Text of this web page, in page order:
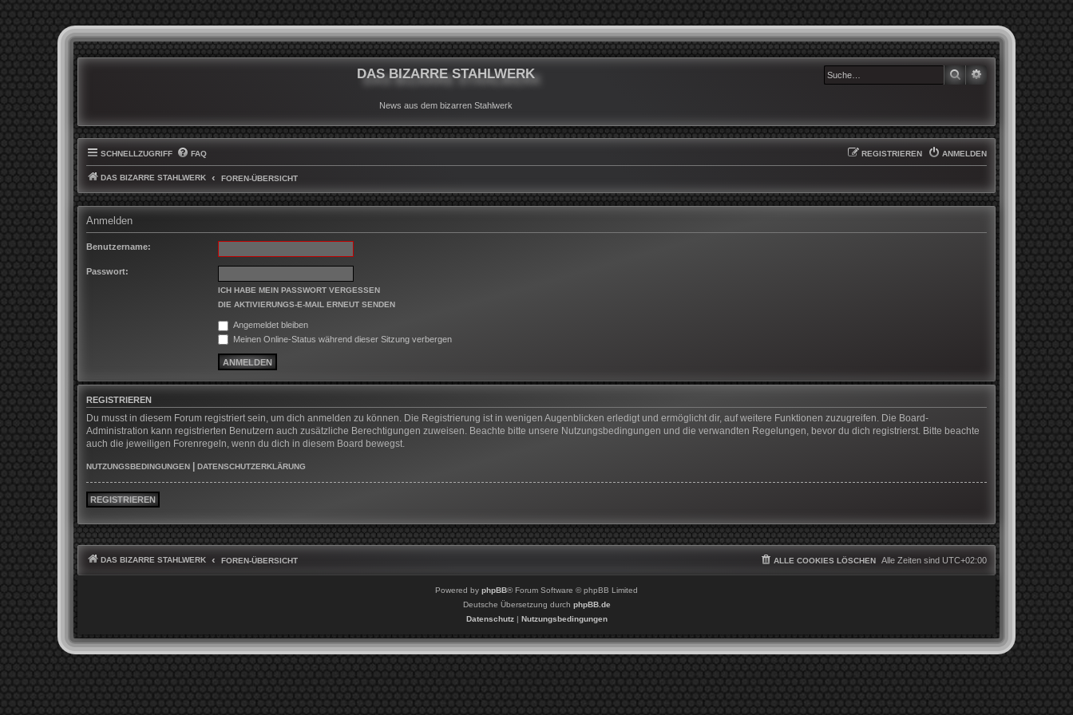
DAS BIZARRE STAHLWERK
News aus dem bizarren Stahlwerk
SUCHE
SCHNELLZUGRIFF FAQ ANMELDEN
REGISTRIEREN
DAS BIZARRE STAHLWERK FOREN-ÜBERSICHT
Anmelden
Benutzername:
Passwort:
ICH HABE MEIN PASSWORT VERGESSEN
DIE AKTIVIERUNGS-E-MAIL ERNEUT SENDEN
Angemeldet bleiben
Meinen Online-Status während dieser Sitzung verbergen
REGISTRIEREN
Du musst in diesem Forum registriert sein, um dich anmelden zu können. Die Registrierung ist in wenigen Augenblicken erledigt und ermöglicht dir, auf weitere Funktionen zuzugreifen. Die Board-
Administration kann registrierten Benutzern auch zusätzliche Berechtigungen zuweisen. Beachte bitte unsere Nutzungsbedingungen und die verwandten Regelungen, bevor du dich registrierst. Bitte beachte
auch die jeweiligen Forenregeln, wenn du dich in diesem Board bewegst.
NUTZUNGSBEDINGUNGEN DATENSCHUTZERKLÄRUNG
REGISTRIEREN
DAS BIZARRE STAHLWERK FOREN-ÜBERSICHT Alle Zeiten sind UTC+02:00
ALLE COOKIES LÖSCHEN
Powered by phpBB® Forum Software © phpBB Limited
Deutsche Übersetzung durch phpBB.de
Datenschutz| Nutzungsbedingungen